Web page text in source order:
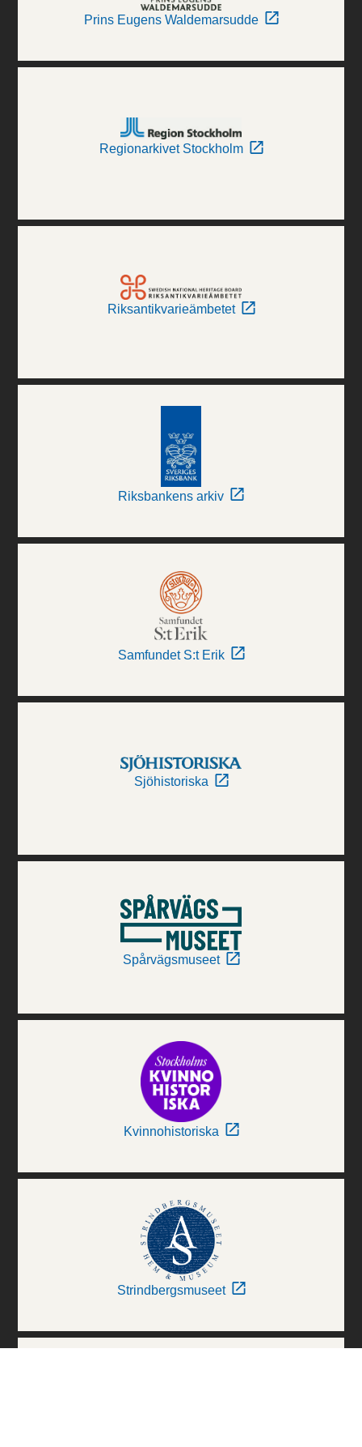
Prins Eugens Waldemarsudde
Regionarkivet Stockholm
Riksantikvarieämbetet
Riksbankens arkiv
Samfundet S:t Erik
Sjöhistoriska
Spårvägsmuseet
Kvinnohistoriska
Strindbergsmuseet